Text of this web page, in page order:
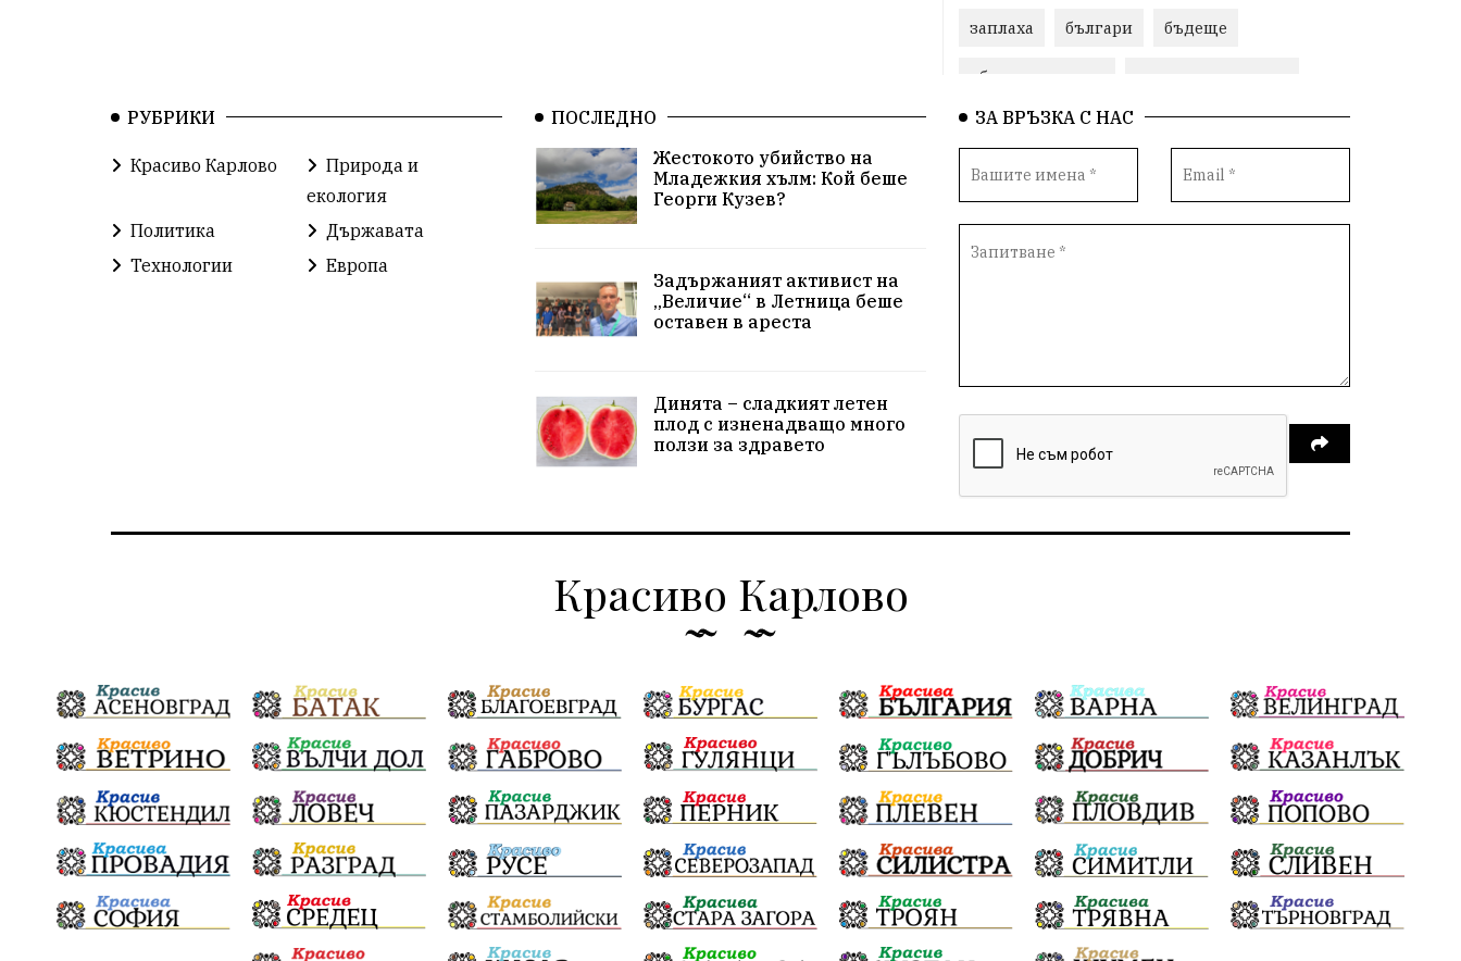
заплаха българи бъдеще
общински съвет
младежи Пловдив
референдум Бай Рибан
Изкуственият интелект проекти
земеделие дух сметища
прозрачност енергия
Култура правителство народ
Турция истина арест журналисти
партии замърсяване нападение
адвокат сила филм
партия Величие храна доказателства
РУБРИКИ
Красиво Карлово
Природа и
екология
Политика
Държавата
Технологии
Европа
ПОСЛЕДНО
Жестокото убийство на
Младежкия хълм: Кой беше
Георги Кузев?
Задържаният активист на
„Величие“ в Летница беше
оставен в ареста
Динята – сладкият летен
плод с изненадващо много
ползи за здравето
ЗА ВРЪЗКА С НАС
Красиво Карлово